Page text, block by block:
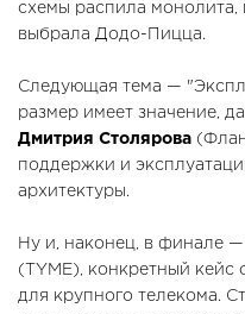
схемы распила монолита,
выбрала Додо-Пицца.
Следующая тема —
размер имеет значение,
Дмитрия Столярова
поддержки и
архитектуры.
Ну и, наконец, в финале —
(TYME), конкретный кейс
для крупного телекома.